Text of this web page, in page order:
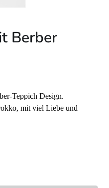
Berber
Teppich Design.
mit viel Liebe und